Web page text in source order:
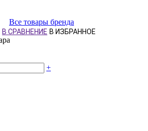
Все товары бренда
В СРАВНЕНИЕ В ИЗБРАННОЕ
+